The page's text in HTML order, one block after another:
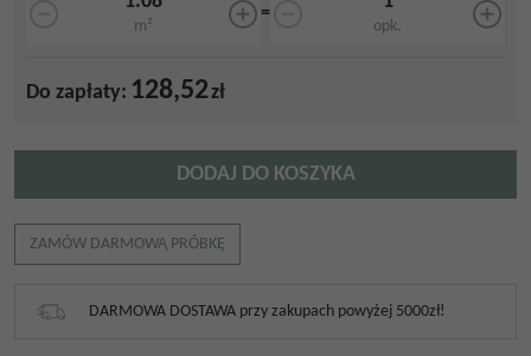
m²
=
opk.
Do zapłaty: 128,52zł
DODAJ DO KOSZYKA
ZAMÓW DARMOWĄ PRÓBKĘ
DARMOWA DOSTAWA przy zakupach powyżej 5000zł!